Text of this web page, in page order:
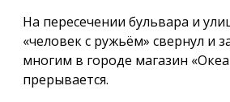
На пересечении бульвара и
«человек с ружьём» свернул и
многим в городе магазин
прерывается.